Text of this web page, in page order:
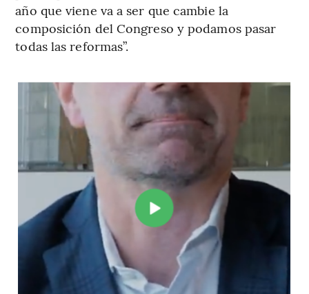
año que viene va a ser que cambie la
composición del Congreso y podamos pasar
todas las reformas”.